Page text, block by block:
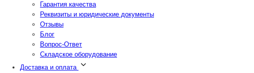
Гарантия качества
Реквизиты и юридические документы
Отзывы
Блог
Вопрос-Ответ
Складское оборудование
Доставка и оплата